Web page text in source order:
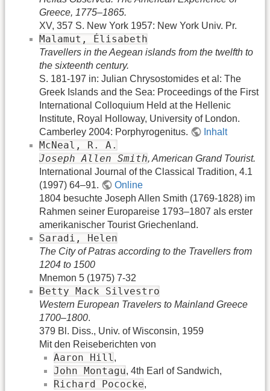
Greece, 1775–1865.
XV, 357 S. New York 1957: New York Univ. Pr.
Malamut, Élisabeth
Travellers in the Aegean islands from the twelfth to
the sixteenth century.
S. 181-197 in: Julian Chrysostomides et al: The
Greek Islands and the Sea: Proceedings of the First
International Colloquium Held at the Hellenic
Institute, Royal Holloway, University of London.
Camberley 2004: Porphyrogenitus.
Inhalt
McNeal, R. A.
Joseph Allen Smith, American Grand Tourist.
International Journal of the Classical Tradition, 4.1
(1997) 64–91.
Online
1804 besuchte Joseph Allen Smith (1769-1828) im
Rahmen seiner Europareise 1793–1807 als erster
amerikanischer Tourist Griechenland.
Saradi, Helen
The City of Patras according to the Travellers from
1204 to 1500
Mnemon 5 (1975) 7-32
Betty Mack Silvestro
Western European Travelers to Mainland Greece
1700–1800.
379 Bl. Diss., Univ. of Wisconsin, 1959
Mit den Reiseberichten von
Aaron Hill,
John Montagu, 4th Earl of Sandwich,
Richard Pococke,